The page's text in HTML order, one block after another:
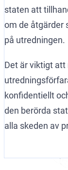
staten att
om de åtgärder
på utredningen.
Det är viktigt
konfidentiellt
den berörda
alla skeden av